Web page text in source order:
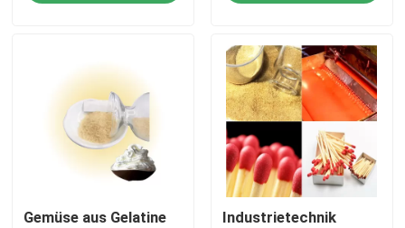
Bitte um ein Angebot
Nahrungsmittelgrad-Gelatine-Pulver
Essbares Gelatine-Pulver
Gemüse aus Gelatine
Industrietechnik